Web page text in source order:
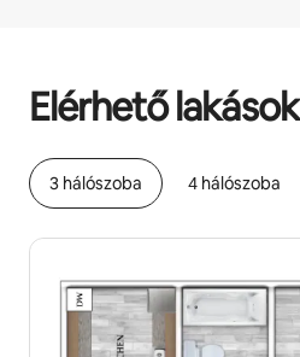
Elérhető lakások
3 hálószoba 4 hálószoba